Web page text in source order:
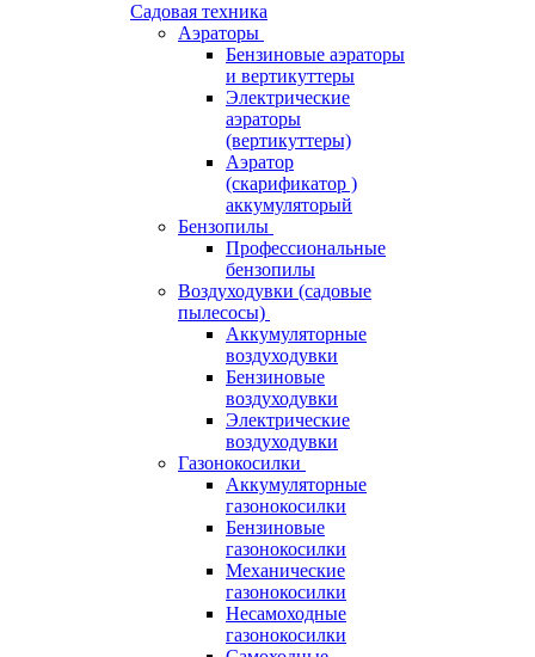
Садовая техника
Аэраторы
Бензиновые аэраторы
и вертикуттеры
Электрические
аэраторы
(вертикуттеры)
Аэратор
(скарификатор )
аккумуляторый
Бензопилы
Профессиональные
бензопилы
Воздуходувки (садовые
пылесосы)
Аккумуляторные
воздуходувки
Бензиновые
воздуходувки
Электрические
воздуходувки
Газонокосилки
Аккумуляторные
газонокосилки
Бензиновые
газонокосилки
Механические
газонокосилки
Несамоходные
газонокосилки